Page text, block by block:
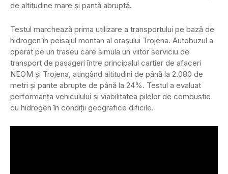
de altitudine mare și pantă abruptă.
Testul marchează prima utilizare a transportului pe bază de
hidrogen în peisajul montan al orașului Trojena. Autobuzul a
operat pe un traseu care simula un viitor serviciu de
transport de pasageri între principalul cartier de afaceri
NEOM și Trojena, atingând altitudini de până la 2.080 de
metri și pante abrupte de până la 24%. Testul a evaluat
performanța vehiculului și viabilitatea pilelor de combustie
cu hidrogen în condiții geografice dificile.